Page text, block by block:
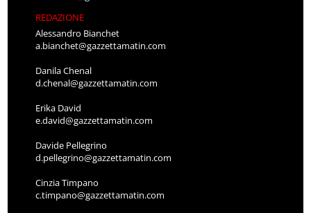
REDAZIONE
Alessandro Bianchet
a.bianchet@gazzettamatin.com
Danila Chenal
d.chenal@gazzettamatin.com
Erika David
e.david@gazzettamatin.com
Davide Pellegrino
d.pellegrino@gazzettamatin.com
Cinzia Timpano
c.timpano@gazzettamatin.com